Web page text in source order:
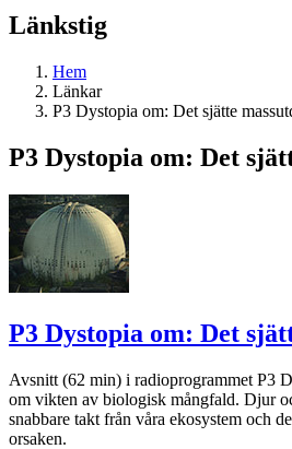
Länkstig
Hem
Länkar
P3 Dystopia om: Det sjätte
P3 Dystopia om: Det
P3 Dystopia om: Det
Avsnitt (62 min) i radioprogrammet P3
om vikten av biologisk mångfald. Djur
snabbare takt från våra ekosystem och
orsaken.